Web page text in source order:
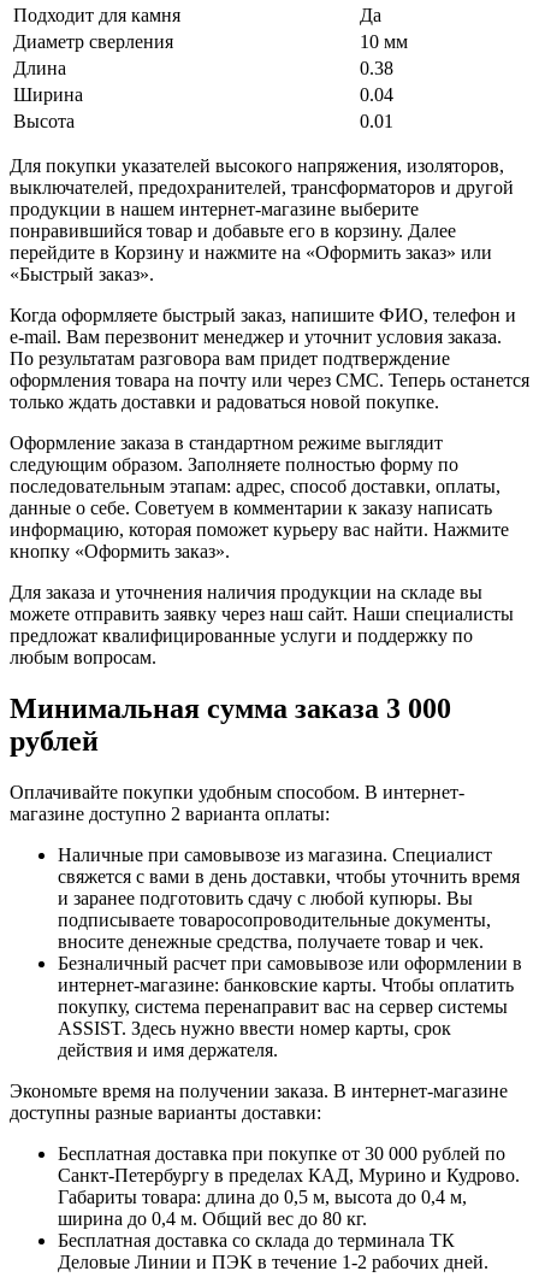
Подходит для камня
Да
Диаметр сверления
10 мм
Длина
0.38
Ширина
0.04
Высота
0.01
Для покупки указателей высокого напряжения, изоляторов,
выключателей, предохранителей, трансформаторов и другой
продукции в нашем интернет-магазине выберите
понравившийся товар и добавьте его в корзину. Далее
перейдите в Корзину и нажмите на «Оформить заказ» или
«Быстрый заказ».
Когда оформляете быстрый заказ, напишите ФИО, телефон и
e-mail. Вам перезвонит менеджер и уточнит условия заказа.
По результатам разговора вам придет подтверждение
оформления товара на почту или через СМС. Теперь останется
только ждать доставки и радоваться новой покупке.
Оформление заказа в стандартном режиме выглядит
следующим образом. Заполняете полностью форму по
последовательным этапам: адрес, способ доставки, оплаты,
данные о себе. Советуем в комментарии к заказу написать
информацию, которая поможет курьеру вас найти. Нажмите
кнопку «Оформить заказ».
Для заказа и уточнения наличия продукции на складе вы
можете отправить заявку через наш сайт. Наши специалисты
предложат квалифицированные услуги и поддержку по
любым вопросам.
Минимальная сумма заказа 3 000
рублей
Оплачивайте покупки удобным способом. В интернет-
магазине доступно 2 варианта оплаты:
Наличные при самовывозе из магазина. Специалист
свяжется с вами в день доставки, чтобы уточнить время
и заранее подготовить сдачу с любой купюры. Вы
подписываете товаросопроводительные документы,
вносите денежные средства, получаете товар и чек.
Безналичный расчет при самовывозе или оформлении в
интернет-магазине: банковские карты. Чтобы оплатить
покупку, система перенаправит вас на сервер системы
ASSIST. Здесь нужно ввести номер карты, срок
действия и имя держателя.
Экономьте время на получении заказа. В интернет-магазине
доступны разные варианты доставки:
Бесплатная доставка при покупке от 30 000 рублей по
Санкт-Петербургу в пределах КАД, Мурино и Кудрово.
Габариты товара: длина до 0,5 м, высота до 0,4 м,
ширина до 0,4 м. Общий вес до 80 кг.
Бесплатная доставка со склада до терминала ТК
Деловые Линии и ПЭК в течение 1-2 рабочих дней.